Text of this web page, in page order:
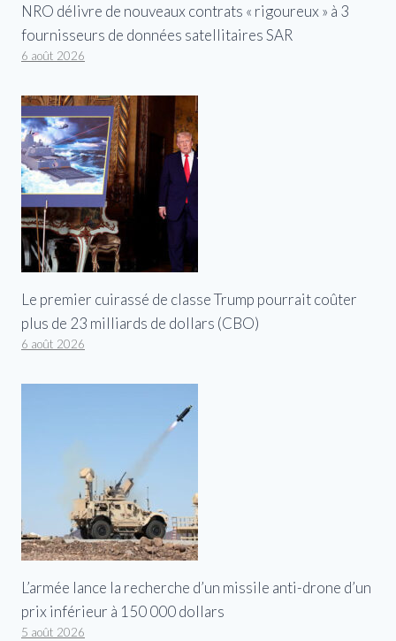
NRO délivre de nouveaux contrats « rigoureux » à 3
fournisseurs de données satellitaires SAR
6 août 2026
Le premier cuirassé de classe Trump pourrait coûter
plus de 23 milliards de dollars (CBO)
6 août 2026
L’armée lance la recherche d’un missile anti-drone d’un
prix inférieur à 150 000 dollars
5 août 2026